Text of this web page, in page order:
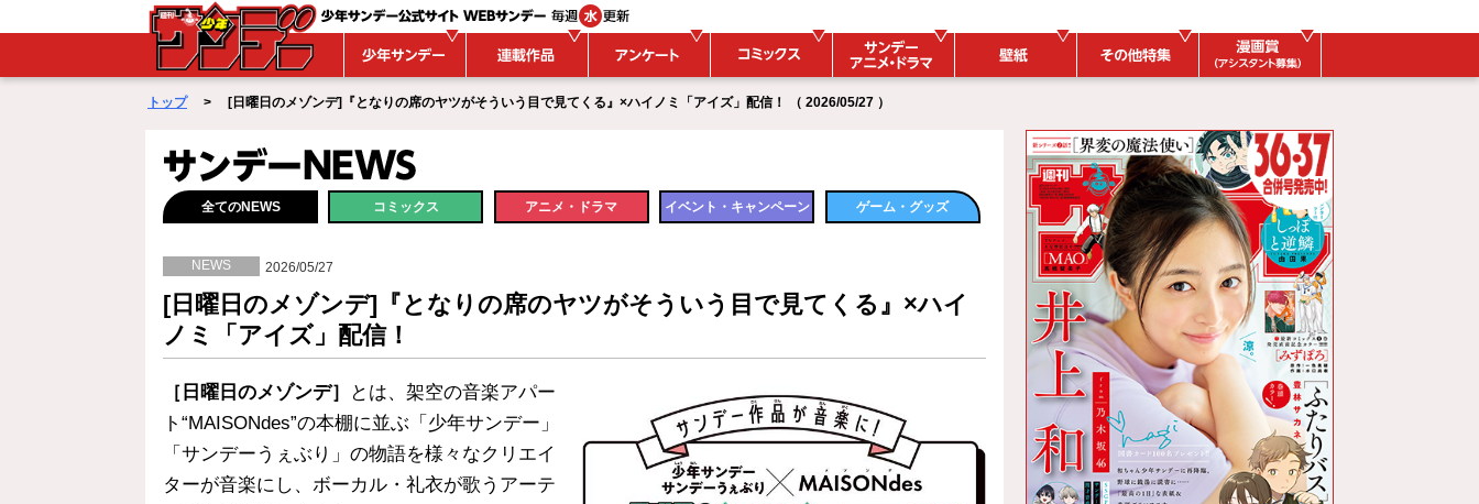
WEBサンデー
トップ> [日曜日のメゾンデ]『となりの席のヤツがそういう目で見てくる』×ハイノミ「アイズ」配信！ （ 2026/05/27 ）
サンデーNEWS
全てのNEWS コミックス アニメ・ドラマ イベント・キャンペーン ゲーム・グッズ
NEWS 2026/05/27
[日曜日のメゾンデ]『となりの席のヤツがそういう目で見てくる』×ハイ
ノミ「アイズ」配信！
［日曜日のメゾンデ］
とは、架空の音楽アパー
ト“MAISONdes”の本棚に並ぶ「少年サンデー」
「サンデーうぇぶり」の物語を様々なクリエイ
ターが音楽にし、ボーカル・礼衣が歌うアーテ